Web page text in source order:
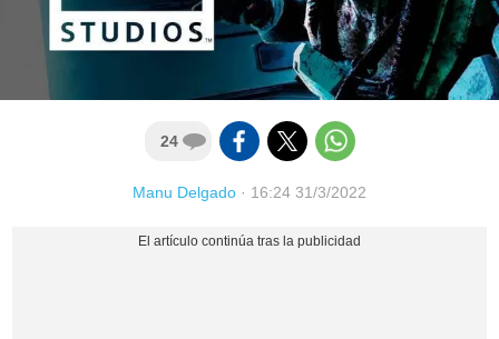
24
Manu Delgado · 16:24 31/3/2022